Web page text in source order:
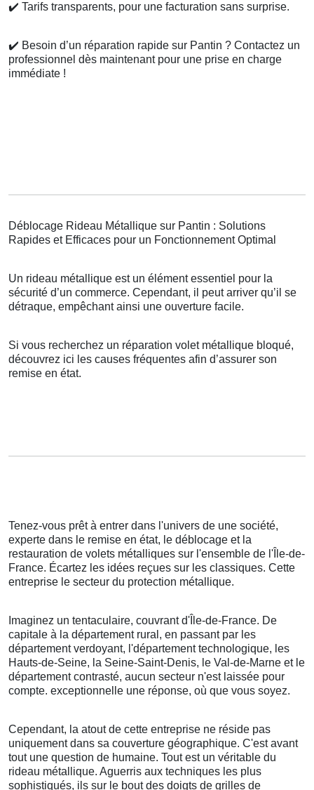
✔️ Tarifs transparents, pour une facturation sans surprise.
✔️ Besoin d’un réparation rapide sur Pantin ? Contactez un
professionnel dès maintenant pour une prise en charge
immédiate !
Déblocage Rideau Métallique sur Pantin : Solutions
Rapides et Efficaces pour un Fonctionnement Optimal
Un rideau métallique est un élément essentiel pour la
sécurité d’un commerce. Cependant, il peut arriver qu’il se
détraque, empêchant ainsi une ouverture facile.
Si vous recherchez un réparation volet métallique bloqué,
découvrez ici les causes fréquentes afin d’assurer son
remise en état.
Tenez-vous prêt à entrer dans l'univers de une société,
experte dans le remise en état, le déblocage et la
restauration de volets métalliques sur l'ensemble de l'Île-de-
France. Écartez les idées reçues sur les classiques. Cette
entreprise le secteur du protection métallique.
Imaginez un tentaculaire, couvrant d'Île-de-France. De
capitale à la département rural, en passant par les
département verdoyant, l'département technologique, les
Hauts-de-Seine, la Seine-Saint-Denis, le Val-de-Marne et le
département contrasté, aucun secteur n'est laissée pour
compte. exceptionnelle une réponse, où que vous soyez.
Cependant, la atout de cette entreprise ne réside pas
uniquement dans sa couverture géographique. C'est avant
tout une question de humaine. Tout est un véritable du
rideau métallique. Aguerris aux techniques les plus
sophistiqués, ils sur le bout des doigts de grilles de